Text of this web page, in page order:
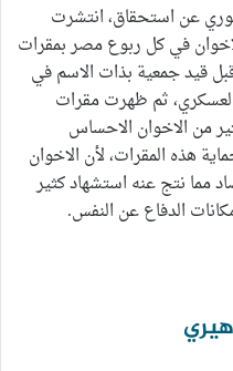
عن استحقاق، انتشرت
في كل ربوع مصر بمقرات
قيد جمعية بذات الاسم في
العسكري، ثم ظهرت مقرات
من الاخوان الاحساس
هذه المقرات، لأن الاخوان
مما نتج عنه استشهاد كثير
الدفاع عن النفس.